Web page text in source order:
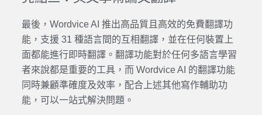
最後， Wordvice AI 推出高品質且高效的免費翻譯功
能，支援 31 種語言間的互相翻譯，並在任何裝置上
面都能進行即時翻譯。 翻譯功能對於任何多語言學習
者來說都是重要的工具，而 Wordvice AI 的翻譯功能
同時兼顧準確度及效率，配合上述其他寫作輔助功
能，可以一站式解決問題。